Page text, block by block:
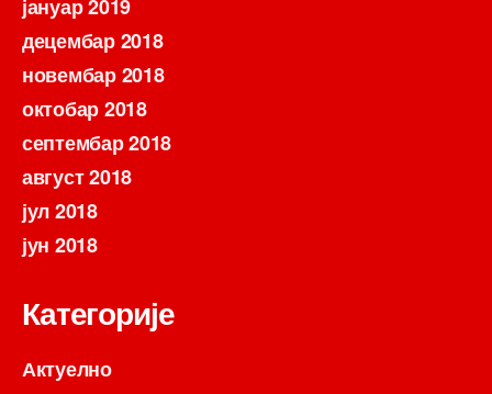
јануар 2019
децембар 2018
новембар 2018
октобар 2018
септембар 2018
август 2018
јул 2018
јун 2018
Категорије
Актуелно